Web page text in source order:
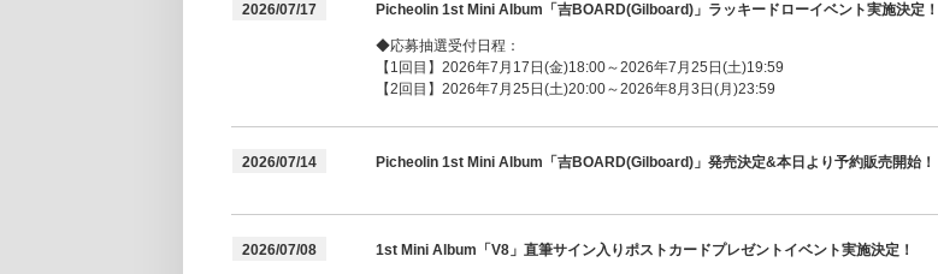
2026/07/17 Picheolin 1st Mini Album「吉BOARD(Gilboard)」ラッキードローイベント実施決定！
◆応募抽選受付日程：
【1回目】2026年7月17日(金)18:00～2026年7月25日(土)19:59
【2回目】2026年7月25日(土)20:00～2026年8月3日(月)23:59
2026/07/14 Picheolin 1st Mini Album「吉BOARD(Gilboard)」発売決定&本日より予約販売開始！
2026/07/08 1st Mini Album「V8」直筆サイン入りポストカードプレゼントイベント実施決定！